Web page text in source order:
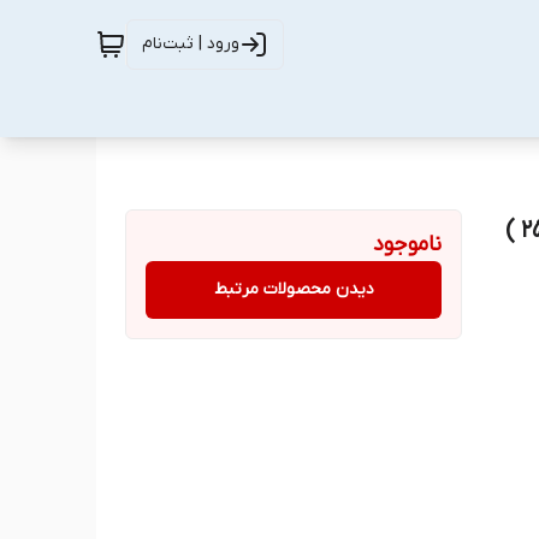
ورود | ثبت‌نام
ناموجود
دیدن محصولات مرتبط